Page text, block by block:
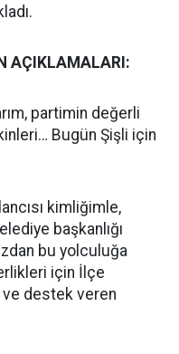
AÇIKLAMALARI:
partimin değerli
Bugün Şişli için
kimliğimle,
başkanlığı
bu yolculuğa
için İlçe
ve destek veren